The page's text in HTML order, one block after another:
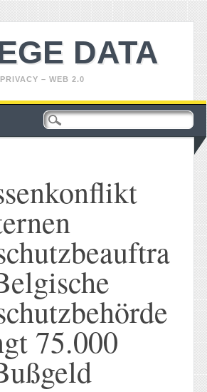
DATA
– WEB 2.0
75.000